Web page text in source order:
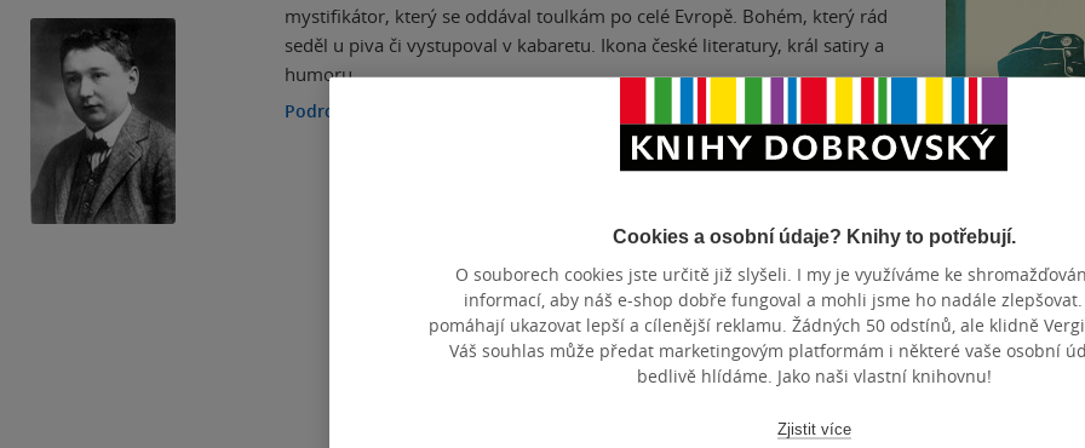
mystifikátor, který se oddával toulkám po celé Evropě. Bohém, který rád
seděl u piva či vystupoval v kabaretu. Ikona české literatury, král satiry a
humoru.
Podrobnosti
Osudy dobrého
vojáka Švejka za
světové války
Jaroslav Hašek
4.7
5 pevná vazba
319 Kč
Cookies a osobní údaje? Knihy to potřebují.
O souborech cookies jste určitě již slyšeli. I my je využíváme ke
informací, aby náš e-shop dobře fungoval a mohli jsme ho nadále zlepšovat.
pomáhají ukazovat lepší a cílenější reklamu. Žádných 50 odstínů, ale klidně
Váš souhlas může předat marketingovým platformám i některé vaše osobní
bedlivě hlídáme. Jako naši vlastní knihovnu!
Zjistit více